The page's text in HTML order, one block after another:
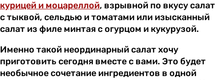
курицей и моцареллой, взрывной по вкусу салат
с тыквой, сельдью и томатами или изысканный
салат из филе минтая с огурцом и кукурузой.
Именно такой неординарный салат хочу
приготовить сегодня вместе с вами. Это будет
необычное сочетание ингредиентов в одной